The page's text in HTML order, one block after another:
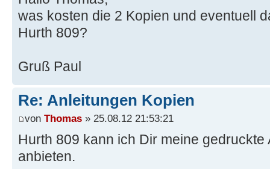
was kosten die 2 Kopien und eventuell
Hurth 809?
Gruß Paul
Re: Anleitungen Kopien
von Thomas » 25.08.12 21:53:21
Hurth 809 kann ich Dir meine gedruckte
anbieten.